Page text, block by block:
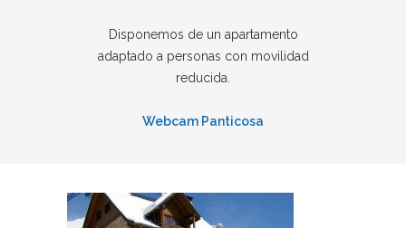
Disponemos de un apartamento
adaptado a personas con movilidad
reducida.
Webcam Panticosa